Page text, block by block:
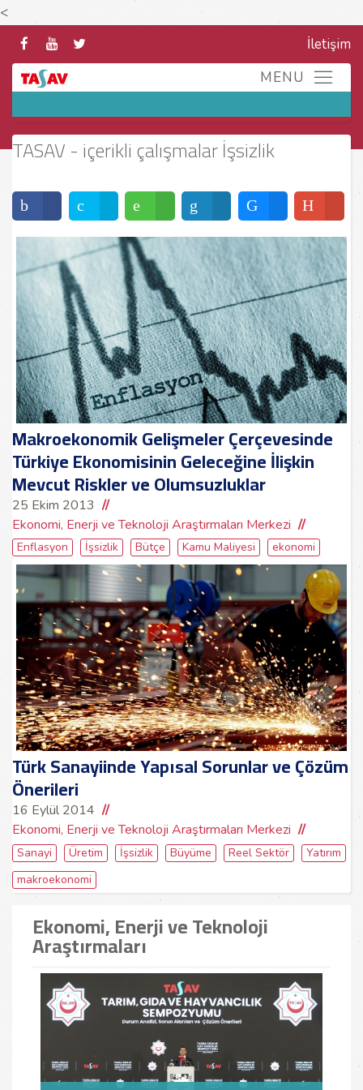
<
İletişim
TASAV - içerikli çalışmalar İşsizlik
Makroekonomik Gelişmeler Çerçevesinde
Türkiye Ekonomisinin Geleceğine İlişkin
Mevcut Riskler ve Olumsuzluklar
25 Ekim 2013
Ekonomi, Enerji ve Teknoloji Araştırmaları Merkezi
Enflasyon İşsizlik Bütçe Kamu Maliyesi ekonomi
Türk Sanayiinde Yapısal Sorunlar ve Çözüm
Önerileri
16 Eylül 2014
Ekonomi, Enerji ve Teknoloji Araştırmaları Merkezi
Sanayi Üretim İşsizlik Büyüme Reel Sektör
Yatırım
makroekonomi
Ekonomi, Enerji ve Teknoloji
Araştırmaları